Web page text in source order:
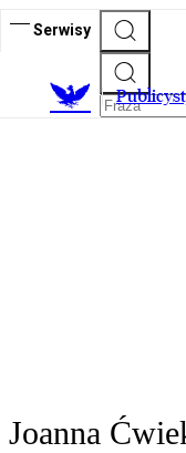
Serwisy
Joanna